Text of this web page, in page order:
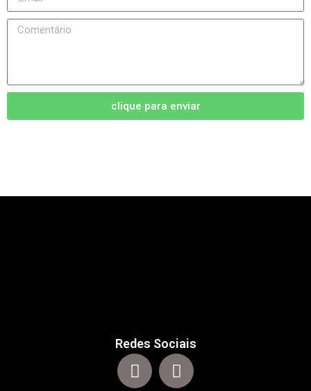
clique para enviar
Redes Sociais